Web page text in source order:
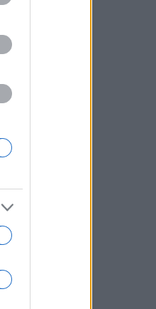
26 - 21:31
Ολοκληρώθηκαν 325
κρίθηκαν 118 κτήρια
Τουλάχιστον 25 τραυματίες
τραμπ στο
26 - 20:50
και τραυματίες από
λεωφορείο κοντά στη